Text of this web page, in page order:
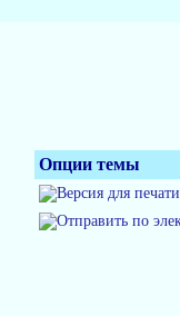
Опции темы